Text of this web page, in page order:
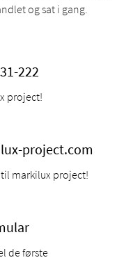
og sat i gang.
222
project!
project.com
markilux project!
de første